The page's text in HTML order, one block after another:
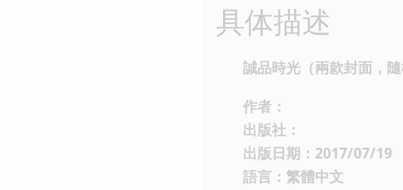
具体描述
誠品時光（兩款封面，
作者：
出版社：
出版日期：2017/07/19
語言：繁體中文